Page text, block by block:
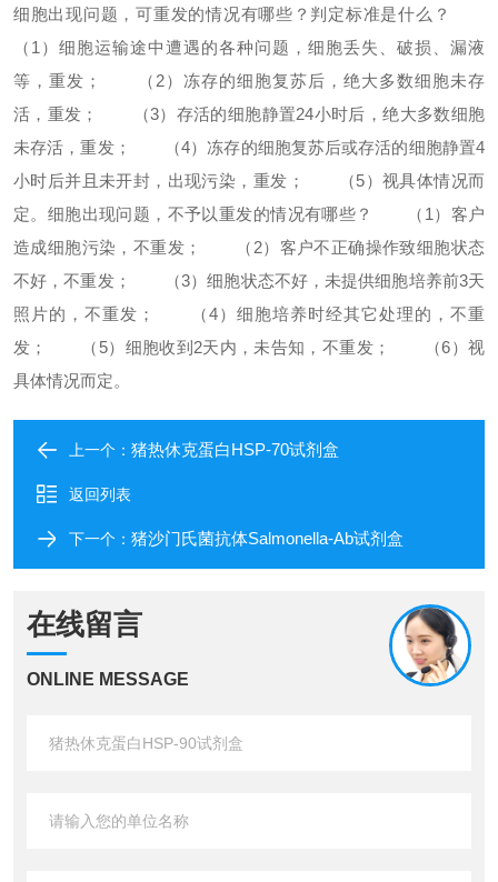
细胞出现问题，可重发的情况有哪些？判定标准是什么？
（1）细胞运输途中遭遇的各种问题，细胞丢失、破损、漏液
等，重发；
（2）冻存的细胞复苏后，绝大多数细胞未存
活，重发；
（3）存活的细胞静置24小时后，绝大多数细胞
未存活，重发；
（4）冻存的细胞复苏后或存活的细胞静置4
小时后并且未开封，出现污染，重发；
（5）视具体情况而
定。 细胞出现问题，不予以重发的情况有哪些？
（1）客户
造成细胞污染，不重发；
（2）客户不正确操作致细胞状态
不好，不重发；
（3）细胞状态不好，未提供细胞培养前3天
照片的，不重发；
（4）细胞培养时经其它处理的，不重
发；
（5）细胞收到2天内，未告知，不重发；
（6）视
具体情况而定。
上一个： 猪热休克蛋白HSP-70试剂盒
返回列表
下一个： 猪沙门氏菌抗体Salmonella-Ab试剂盒
在线留言
ONLINE MESSAGE